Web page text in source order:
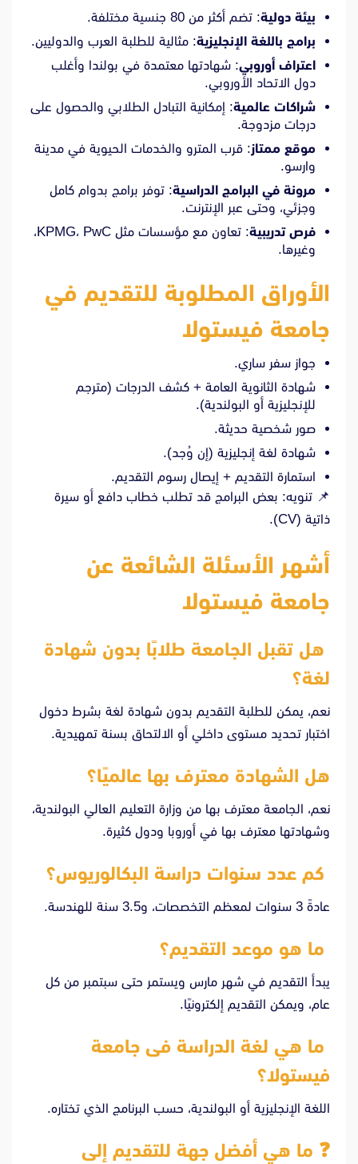
بيئة دولية: تضم أكثر من 80 جنسية مختلفة.
برامج باللغة الإنجليزية: مثالية للطلبة العرب والدوليين.
اعتراف أوروبي: شهادتها معتمدة في بولندا وأغلب
دول الاتحاد الأوروبي.
شراكات عالمية: إمكانية التبادل الطلابي والحصول على
درجات مزدوجة.
موقع ممتاز: قرب المترو والخدمات الحيوية في مدينة
وارسو.
مرونة في البرامج الدراسية: توفر برامج بدوام كامل
وجزئي، وحتى عبر الإنترنت.
فرص تدريبية
: تعاون مع مؤسسات مثل KPMG، PwC،
وغيرها.
الأوراق المطلوبة للتقديم في
جامعة فيستولا
جواز سفر ساري.
شهادة الثانوية العامة + كشف الدرجات (مترجم
للإنجليزية أو البولندية).
صور شخصية حديثة.
شهادة لغة إنجليزية (إن وُجد).
استمارة التقديم + إيصال رسوم التقديم.
📌 تنويه: بعض البرامج قد تطلب خطاب دافع أو سيرة
ذاتية (CV).
أشهر الأسئلة الشائعة عن
جامعة فيستولا
هل تقبل الجامعة طلابًا بدون شهادة
لغة؟
نعم، يمكن للطلبة التقديم بدون شهادة لغة بشرط دخول
اختبار تحديد مستوى داخلي أو الالتحاق بسنة تمهيدية.
هل الشهادة معترف بها عالميًا؟
نعم، الجامعة معترف بها من وزارة التعليم العالي البولندية،
وشهادتها معترف بها في أوروبا ودول كثيرة.
كم عدد سنوات دراسة البكالوريوس؟
عادةً 3 سنوات لمعظم التخصصات، و3.5 سنة للهندسة.
ما هو موعد التقديم؟
يبدأ التقديم في شهر مارس ويستمر حتى سبتمبر من كل
عام، ويمكن التقديم إلكترونيًا.
ما هي لغة الدراسة فى جامعة
فيستولا؟
اللغة الإنجليزية أو البولندية، حسب البرنامج الذي تختاره.
❓ ما هي أفضل جهة للتقديم إلى